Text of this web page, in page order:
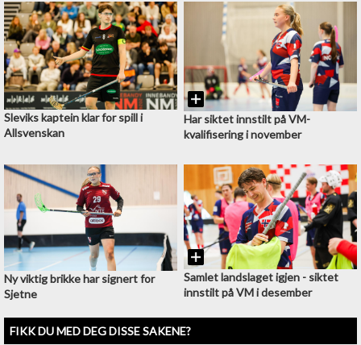
Sleviks kaptein klar for spill i
Allsvenskan
Har siktet innstilt på VM-
kvalifisering i november
Ny viktig brikke har signert for
Sjetne
Samlet landslaget igjen - siktet
innstilt på VM i desember
FIKK DU MED DEG DISSE SAKENE?